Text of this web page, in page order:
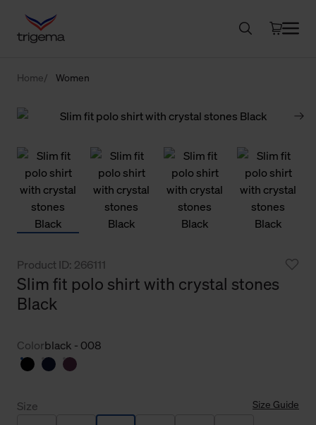
Home Women
Product ID: 266111
Slim fit polo shirt with crystal stones
Black
Colorblack - 008
Size Size Guide